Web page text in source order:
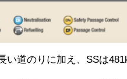
い道のりに加え、SSは